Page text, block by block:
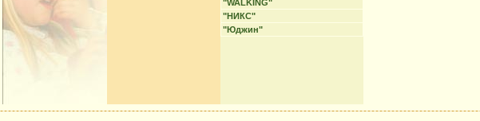
"WALKING"
"НИКС"
"Юджин"